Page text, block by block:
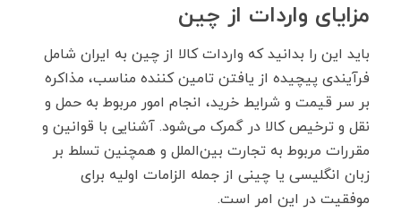
مزایای واردات از چین
باید این را بدانید که واردات کالا از چین به ایران شامل
فرآیندی پیچیده از یافتن تامین کننده مناسب، مذاکره
بر سر قیمت و شرایط خرید، انجام امور مربوط به حمل و
نقل و ترخیص کالا در گمرک می‌شود. آشنایی با قوانین و
مقررات مربوط به تجارت بین‌الملل و همچنین تسلط بر
زبان انگلیسی یا چینی از جمله الزامات اولیه برای
موفقیت در این امر است.